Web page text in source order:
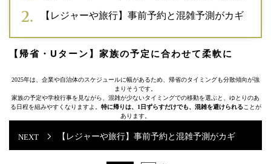
【レジャーや旅行】事前予約と混雑予測がカギ
【帰省・Uターン】家族の予定に合わせて柔軟に
2025年は、企業や自治体のスケジュールに幅があるため、帰省のタイミングも分散傾向が強
まりそうです。
家族の予定や学校行事を見ながら、混雑が少ないタイミングでの移動を選ぶと、ゆとりのあ
る日程を組みやすくなりますよ。 特に帰りは、1日ずらすだけでも、混雑を避けられる ことが
あります。
【レジャーや旅行】事前予約と混雑予測がカギ